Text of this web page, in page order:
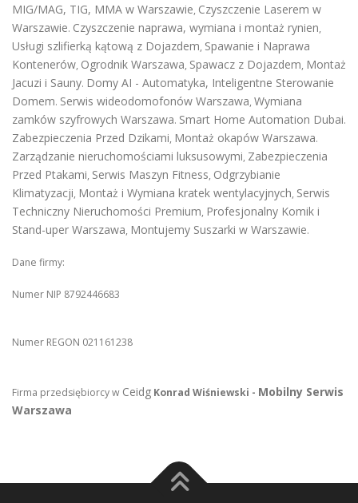
MIG/MAG, TIG, MMA w Warszawie, Czyszczenie Laserem w
Warszawie. Czyszczenie naprawa, wymiana i montaż rynien,
Usługi szlifierką kątową z Dojazdem, Spawanie i Naprawa
Kontenerów, Ogrodnik Warszawa, Spawacz z Dojazdem, Montaż
Jacuzi i Sauny. Domy AI - Automatyka, Inteligentne Sterowanie
Domem. Serwis wideodomofonów Warszawa, Wymiana
zamków szyfrowych Warszawa. Smart Home Automation Dubai.
Zabezpieczenia Przed Dzikami, Montaż okapów Warszawa.
Zarządzanie nieruchomościami luksusowymi, Zabezpieczenia
Przed Ptakami, Serwis Maszyn Fitness, Odgrzybianie
Klimatyzacji, Montaż i Wymiana kratek wentylacyjnych, Serwis
Techniczny Nieruchomości Premium, Profesjonalny Komik i
Stand-uper Warszawa, Montujemy Suszarki w Warszawie.
Dane firmy:
Numer NIP 8792446683
Numer REGON 021161238
Firma przedsiębiorcy w Ceidg Konrad Wiśniewski - Mobilny Serwis
Warszawa